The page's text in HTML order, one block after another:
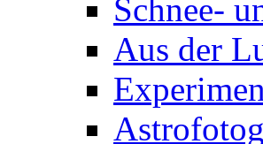
Schnee-
Aus der